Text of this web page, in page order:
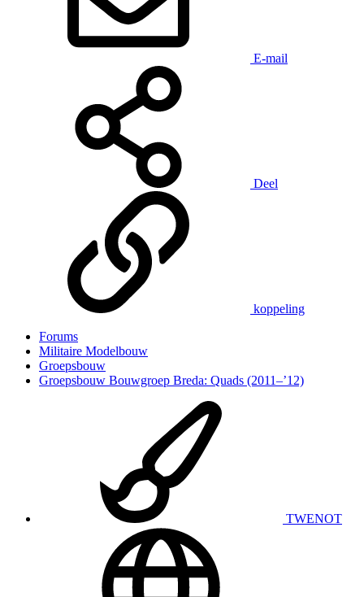
E-mail
Deel
koppeling
Forums
Militaire Modelbouw
Groepsbouw
Groepsbouw Bouwgroep Breda: Quads (2011–’12)
TWENOT